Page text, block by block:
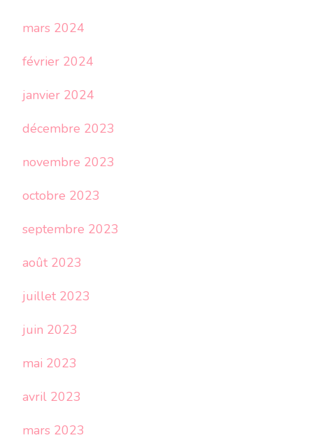
mars 2024
février 2024
janvier 2024
décembre 2023
novembre 2023
octobre 2023
septembre 2023
août 2023
juillet 2023
juin 2023
mai 2023
avril 2023
mars 2023